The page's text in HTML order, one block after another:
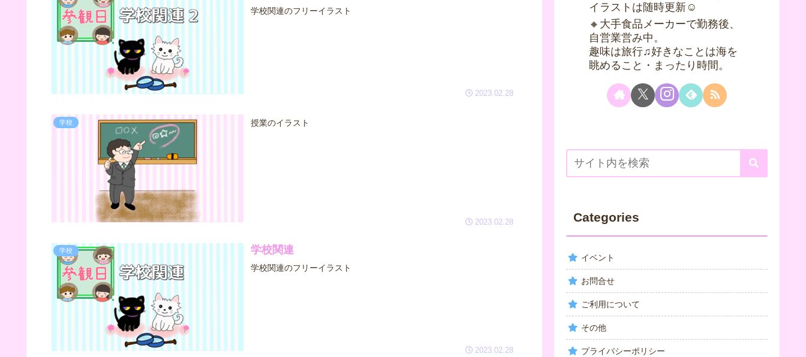
学校関連のフリーイラスト
2023.02.28
学校 授業のイラスト
2023.02.28
学校 学校関連
学校関連のフリーイラスト
2023.02.28
イラストは随時更新☺
🔸大手食品メーカーで勤務後、
自営業営み中。
趣味は旅行♫好きなことは海を
眺めること・まったり時間。
Categories
イベント
お問合せ
ご利用について
その他
プライバシーポリシー